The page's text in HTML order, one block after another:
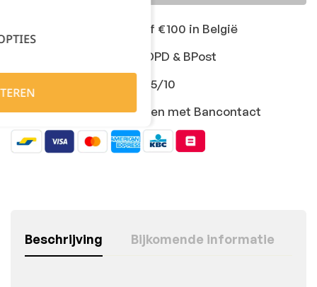
Gratis levering vanaf €100 in België
Snelle levering met DPD & BPost
Klanten geven ons 9,5/10
Veilig online afrekenen met Bancontact
Beschrijving Bijkomende informatie